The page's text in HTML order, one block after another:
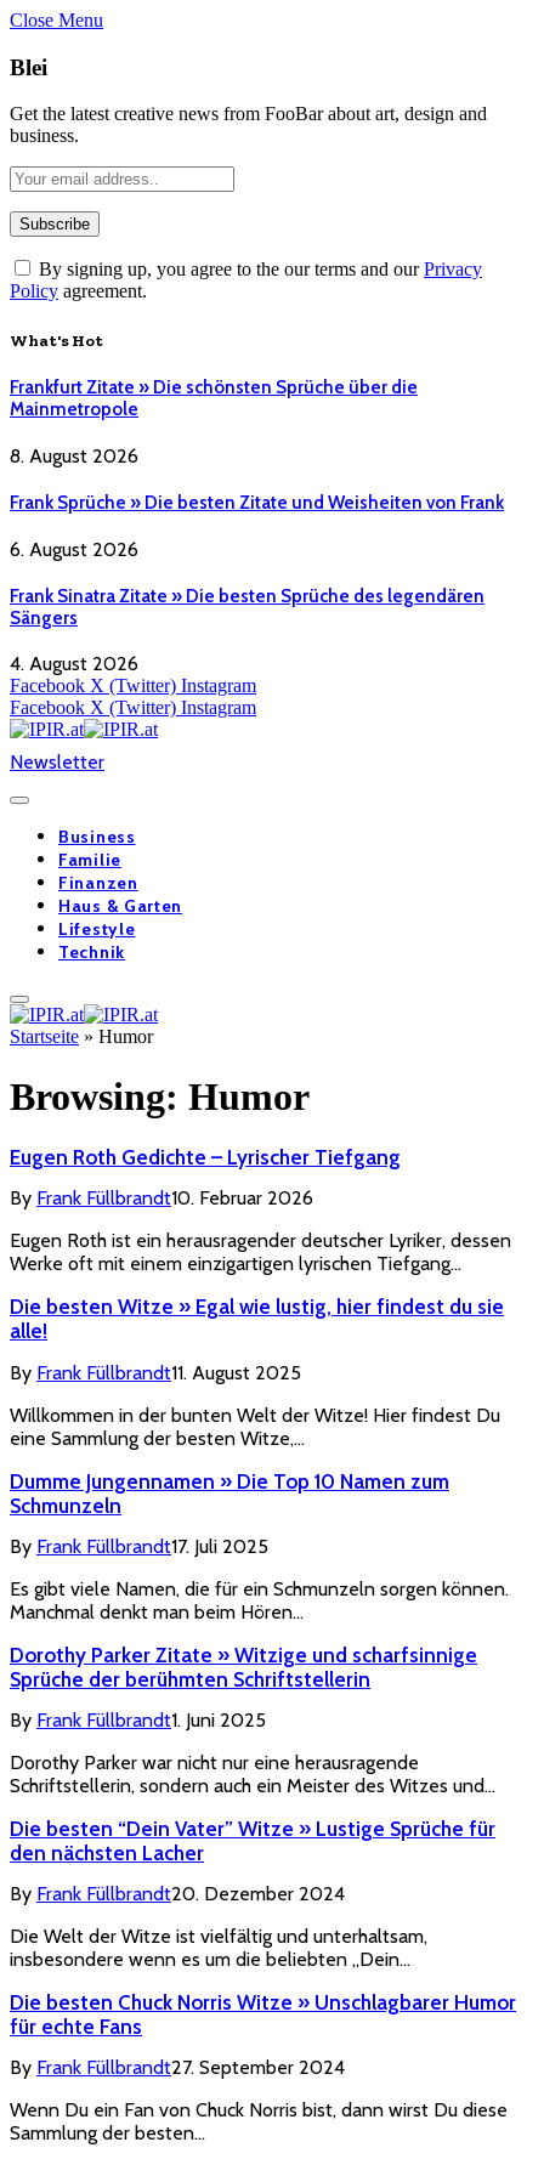
Close Menu
Blei
Get the latest creative news from FooBar about art, design and
business.
By signing up, you agree to the our terms and ourPrivacy
Policy agreement.
What's Hot
Frankfurt Zitate » Die schönsten Sprüche über die
Mainmetropole
8. August 2026
Frank Sprüche » Die besten Zitate und Weisheiten von Frank
6. August 2026
Frank Sinatra Zitate » Die besten Sprüche des legendären
Sängers
4. August 2026
Facebook X (Twitter) Instagram
Facebook X (Twitter) Instagram
Newsletter
Business
Familie
Finanzen
Haus & Garten
Lifestyle
Technik
Startseite » Humor
Browsing: Humor
Eugen Roth Gedichte – Lyrischer Tiefgang
By Frank Füllbrandt10. Februar 2026
Eugen Roth ist ein herausragender deutscher Lyriker, dessen
Werke oft mit einem einzigartigen lyrischen Tiefgang…
Die besten Witze » Egal wie lustig, hier findest du sie
alle!
By Frank Füllbrandt11. August 2025
Willkommen in der bunten Welt der Witze! Hier findest Du
eine Sammlung der besten Witze,…
Dumme Jungennamen » Die Top 10 Namen zum
Schmunzeln
By Frank Füllbrandt17. Juli 2025
Es gibt viele Namen, die für ein Schmunzeln sorgen können.
Manchmal denkt man beim Hören…
Dorothy Parker Zitate » Witzige und scharfsinnige
Sprüche der berühmten Schriftstellerin
By Frank Füllbrandt1. Juni 2025
Dorothy Parker war nicht nur eine herausragende
Schriftstellerin, sondern auch ein Meister des Witzes und…
Die besten “Dein Vater” Witze » Lustige Sprüche für
den nächsten Lacher
By Frank Füllbrandt20. Dezember 2024
Die Welt der Witze ist vielfältig und unterhaltsam,
insbesondere wenn es um die beliebten „Dein…
Die besten Chuck Norris Witze » Unschlagbarer Humor
für echte Fans
By Frank Füllbrandt27. September 2024
Wenn Du ein Fan von Chuck Norris bist, dann wirst Du diese
Sammlung der besten…